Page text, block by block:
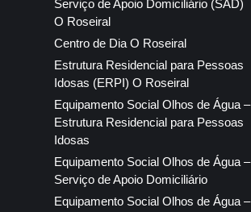
Serviço de Apoio Domiciliário (SAD)
O Roseiral
Centro de Dia O Roseiral
Estrutura Residencial para Pessoas
Idosas (ERPI) O Roseiral
Equipamento Social Olhos de Água –
Estrutura Residencial para Pessoas
Idosas
Equipamento Social Olhos de Água –
Serviço de Apoio Domiciliário
Equipamento Social Olhos de Água –